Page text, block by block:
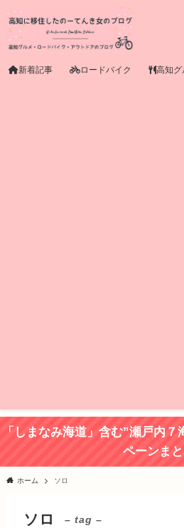
新着記事 ロードバイク 高知グ
「しまなみ海道」含む”瀬戸内
ペーンま
ホーム ソロ
ソロ – tag –